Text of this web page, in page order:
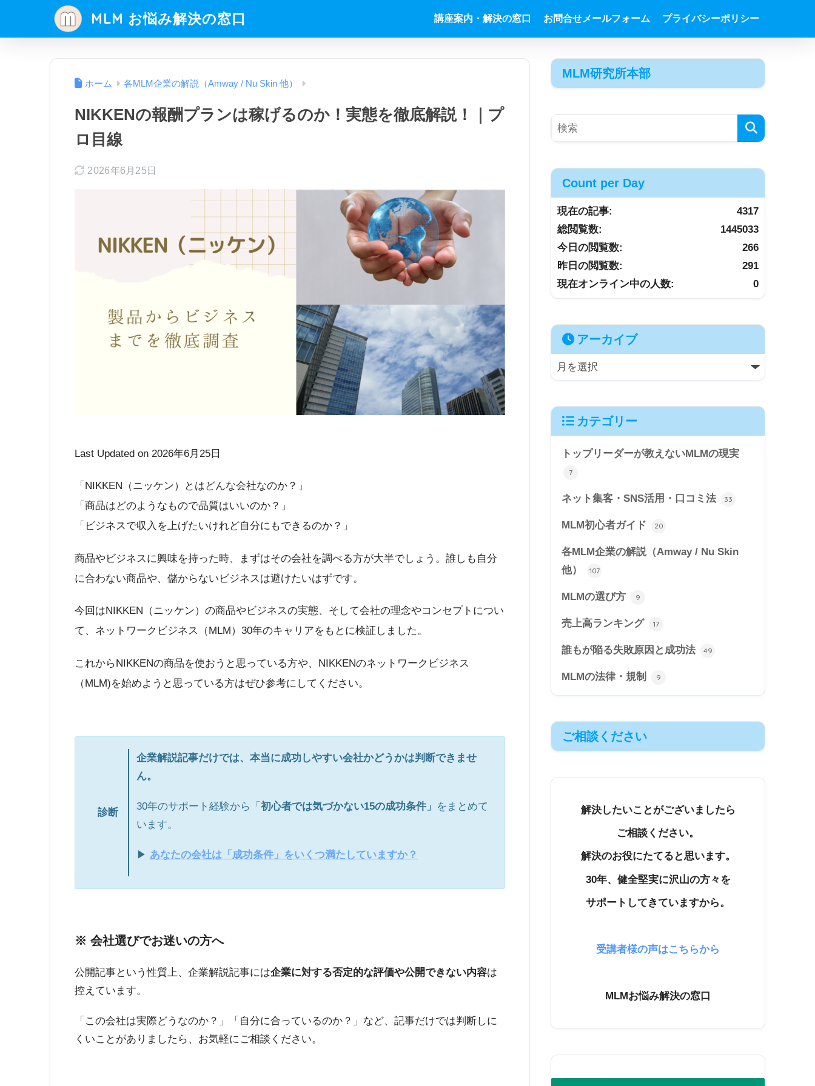
MLM お悩み解決の窓口 講座案内・解決の窓口 お問合せメールフォーム プライバシーポリシー
ホーム 各MLM企業の解説（Amway / Nu Skin 他）
NIKKENの報酬プランは稼げるのか！実態を徹底解説！｜プ
ロ目線
2026年6月25日
Last Updated on 2026年6月25日
「NIKKEN（ニッケン）とはどんな会社なのか？」
「商品はどのようなもので品質はいいのか？」
「ビジネスで収入を上げたいけれど自分にもできるのか？」
商品やビジネスに興味を持った時、まずはその会社を調べる方が大半でしょう。誰しも自分
に合わない商品や、儲からないビジネスは避けたいはずです。
今回はNIKKEN（ニッケン）の商品やビジネスの実態、そして会社の理念やコンセプトについ
て、ネットワークビジネス（MLM）30年のキャリアをもとに検証しました。
これからNIKKENの商品を使おうと思っている方や、NIKKENのネットワークビジネス
（MLM)を始めようと思っている方はぜひ参考にしてください。
診断
企業解説記事だけでは、本当に成功しやすい会社かどうかは判断できませ
ん。
30年のサポート経験から「 初心者では気づかない15の成功条件」 をまとめて
います。
▶ あなたの会社は「成功条件」をいくつ満たしていますか？
※ 会社選びでお迷いの方へ
公開記事という性質上、企業解説記事には企業に対する否定的な評価や公開できない内容は
控えています。
「この会社は実際どうなのか？」「自分に合っているのか？」など、記事だけでは判断しに
くいことがありましたら、お気軽にご相談ください。
MLM研究所本部
Count per Day
4317
現在の記事:
1445033
総閲覧数:
266
今日の閲覧数:
291
昨日の閲覧数:
0
現在オンライン中の人数:
アーカイブ
カテゴリー
トップリーダーが教えないMLMの現実
7
ネット集客・SNS活用・口コミ法 33
MLM初心者ガイド 20
各MLM企業の解説（Amway / Nu Skin
他）
107
MLMの選び方 9
売上高ランキング 17
誰もが陥る失敗原因と成功法 49
MLMの法律・規制 9
ご相談ください
解決したいことがございましたら
ご相談ください。
解決のお役にたてると思います。
30年、健全堅実に沢山の方々を
サポートしてきていますから。
受講者様の声はこちらから
MLMお悩み解決の窓口